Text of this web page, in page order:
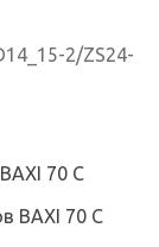
2/ZS24-
70 С